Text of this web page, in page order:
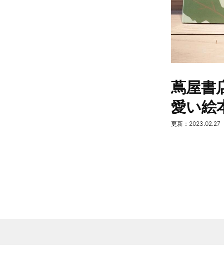
蔦屋書
愛い絵
更新：2023.02.27